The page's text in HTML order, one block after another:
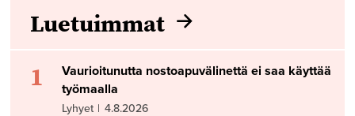
Luetuimmat
1
Vaurioitunutta nostoapuvälinettä ei saa käyttää
työmaalla
Lyhyet | 4.8.2026